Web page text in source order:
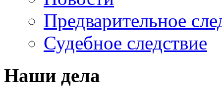
Предварительное
Судебное следствие
Наши дела